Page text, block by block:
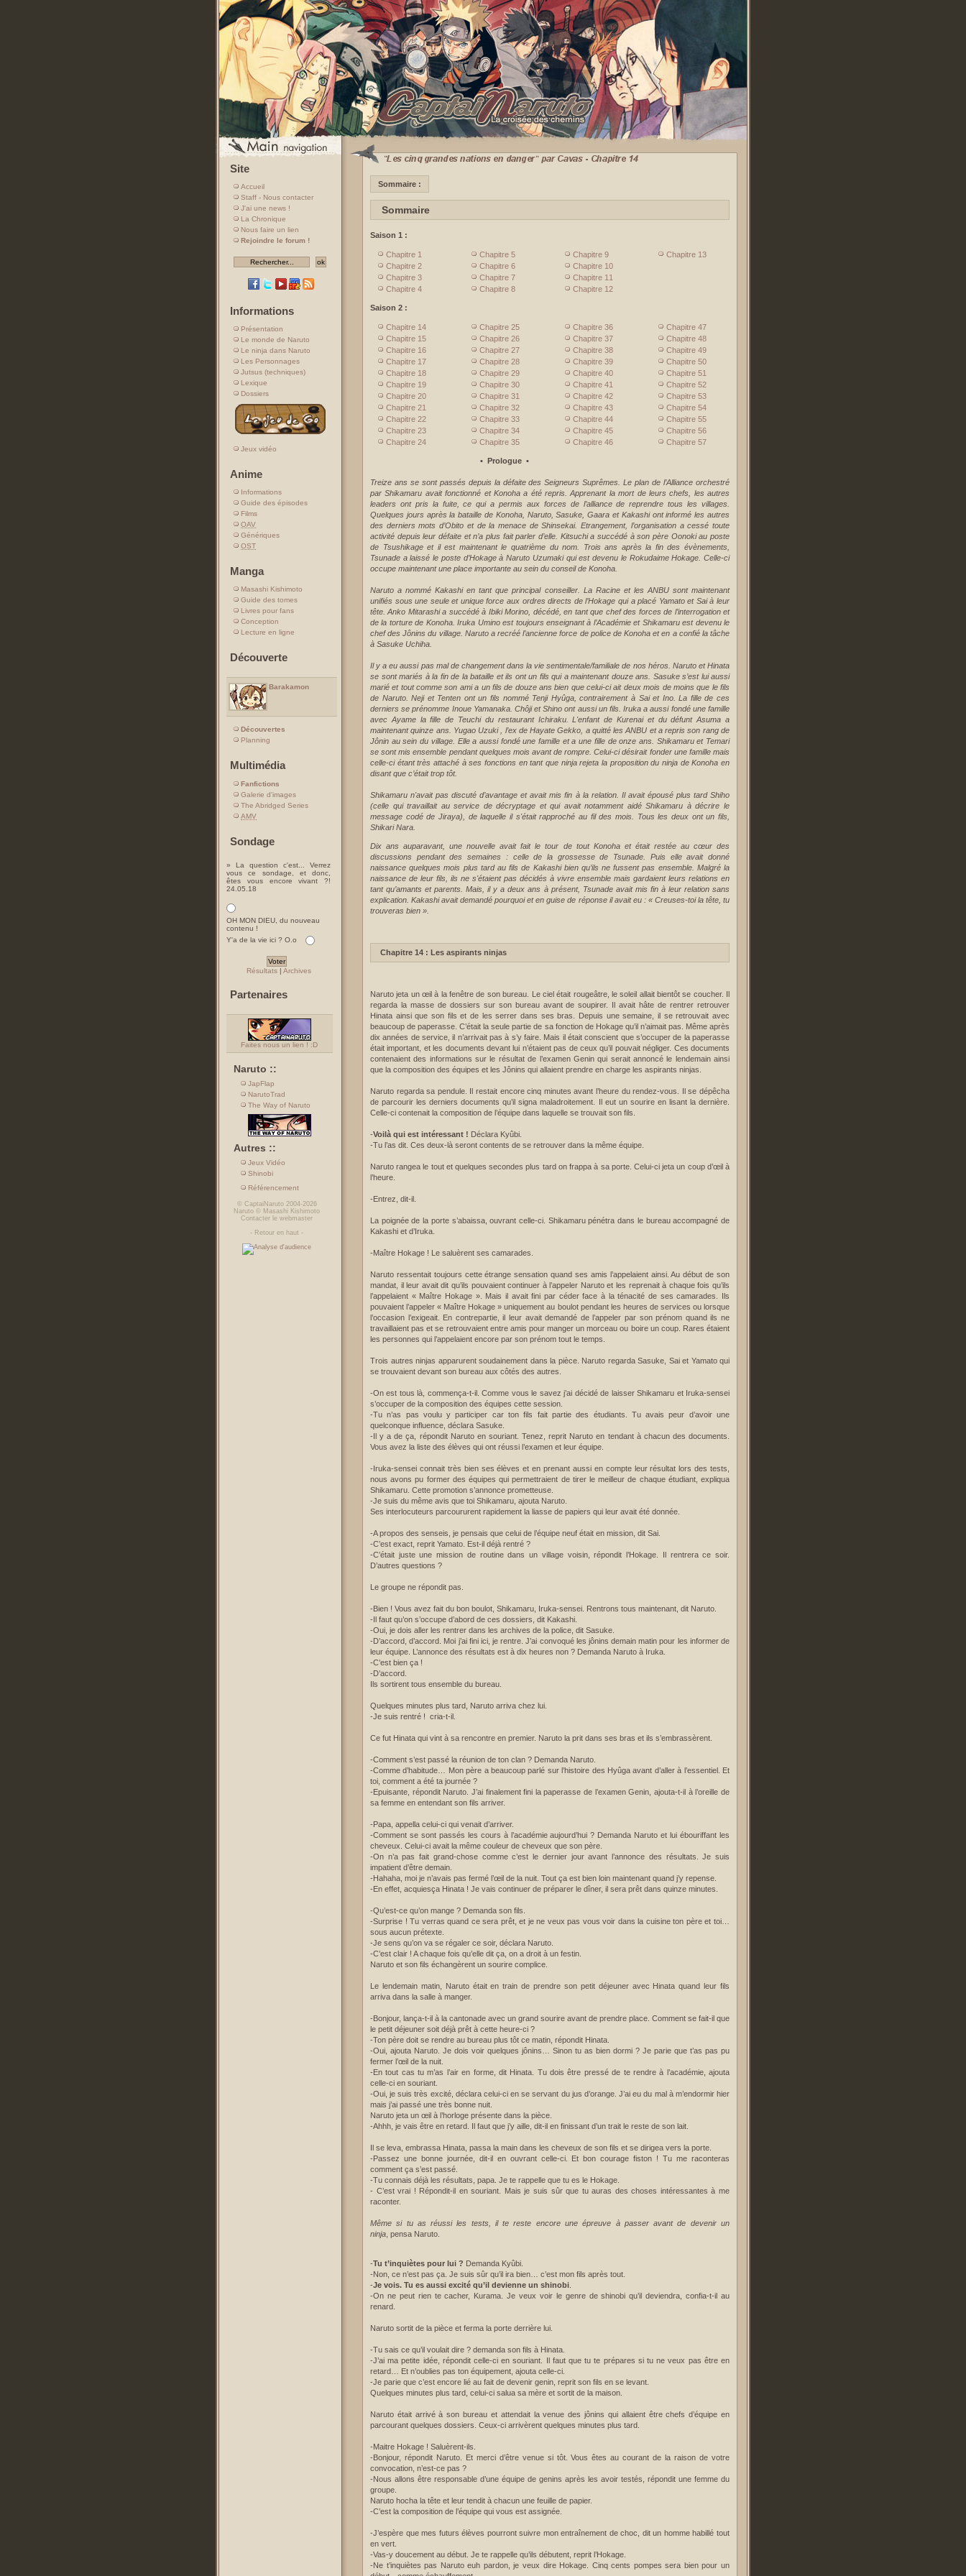
Site
Accueil
Staff - Nous contacter
J'ai une news !
La Chronique
Nous faire un lien
Rejoindre le forum !
Informations
Présentation
Le monde de Naruto
Le ninja dans Naruto
Les Personnages
Jutsus (techniques)
Lexique
Dossiers
Jeux vidéo
Anime
Informations
Guide des épisodes
Films
OAV
Génériques
OST
Manga
Masashi Kishimoto
Guide des tomes
Livres pour fans
Conception
Lecture en ligne
Découverte
Barakamon
Découvertes
Planning
Multimédia
Fanfictions
Galerie d'images
The Abridged Series
AMV
Sondage
» La question c'est... Verrez
vous ce sondage, et donc,
êtes vous encore vivant ?!
24.05.18
OH MON DIEU, du nouveau
contenu !
Y'a de la vie ici ? O.o
Résultats| Archives
Partenaires
Faites nous un lien ! :D
Naruto ::
JapFlap
NarutoTrad
The Way of Naruto
Autres ::
Jeux Vidéo
Shinobi
Référencement
© CaptaiNaruto2004-2026
Naruto © Masashi Kishimoto
Contacter le webmaster
- Retour en haut -
Sommaire :
Sommaire
Saison 1 :
Chapitre 1
Chapitre 2
Chapitre 3
Chapitre 4
Chapitre 5
Chapitre 6
Chapitre 7
Chapitre 8
Chapitre 9
Chapitre 10
Chapitre 11
Chapitre 12
Chapitre 13
Saison 2 :
Chapitre 14
Chapitre 15
Chapitre 16
Chapitre 17
Chapitre 18
Chapitre 19
Chapitre 20
Chapitre 21
Chapitre 22
Chapitre 23
Chapitre 24
Chapitre 25
Chapitre 26
Chapitre 27
Chapitre 28
Chapitre 29
Chapitre 30
Chapitre 31
Chapitre 32
Chapitre 33
Chapitre 34
Chapitre 35
Chapitre 36
Chapitre 37
Chapitre 38
Chapitre 39
Chapitre 40
Chapitre 41
Chapitre 42
Chapitre 43
Chapitre 44
Chapitre 45
Chapitre 46
Chapitre 47
Chapitre 48
Chapitre 49
Chapitre 50
Chapitre 51
Chapitre 52
Chapitre 53
Chapitre 54
Chapitre 55
Chapitre 56
Chapitre 57
• Prologue •
Treize ans se sont passés depuis la défaite des Seigneurs Suprêmes. Le plan de l’Alliance orchestré
par Shikamaru avait fonctionné et Konoha a été repris. Apprenant la mort de leurs chefs, les autres
leaders ont pris la fuite, ce qui a permis aux forces de l’alliance de reprendre tous les villages.
Quelques jours après la bataille de Konoha, Naruto, Sasuke, Gaara et Kakashi ont informé les autres
des derniers mots d’Obito et de la menace de Shinsekai. Etrangement, l’organisation a cessé toute
activité depuis leur défaite et n’a plus fait parler d’elle. Kitsuchi a succédé à son père Oonoki au poste
de Tsushikage et il est maintenant le quatrième du nom. Trois ans après la fin des évènements,
Tsunade a laissé le poste d’Hokage à Naruto Uzumaki qui est devenu le Rokudaime Hokage. Celle-ci
occupe maintenant une place importante au sein du conseil de Konoha.
Naruto a nommé Kakashi en tant que principal conseiller. La Racine et les ANBU sont maintenant
unifiés sous une seule et unique force aux ordres directs de l’Hokage qui a placé Yamato et Sai à leur
tête. Anko Mitarashi a succédé à Ibiki Morino, décédé, en tant que chef des forces de l’interrogation et
de la torture de Konoha. Iruka Umino est toujours enseignant à l’Académie et Shikamaru est devenu le
chef des Jônins du village. Naruto a recréé l’ancienne force de police de Konoha et en a confié la tâche
à Sasuke Uchiha.
Il y a eu aussi pas mal de changement dans la vie sentimentale/familiale de nos héros. Naruto et Hinata
se sont mariés à la fin de la bataille et ils ont un fils qui a maintenant douze ans. Sasuke s’est lui aussi
marié et tout comme son ami a un fils de douze ans bien que celui-ci ait deux mois de moins que le fils
de Naruto. Neji et Tenten ont un fils nommé Tenji Hyûga, contrairement à Sai et Ino. La fille de ces
derniers se prénomme Inoue Yamanaka. Chôji et Shino ont aussi un fils. Iruka a aussi fondé une famille
avec Ayame la fille de Teuchi du restaurant Ichiraku. L'enfant de Kurenai et du défunt Asuma a
maintenant quinze ans. Yugao Uzuki , l’ex de Hayate Gekko, a quitté les ANBU et a repris son rang de
Jônin au sein du village. Elle a aussi fondé une famille et a une fille de onze ans. Shikamaru et Temari
se sont mis ensemble pendant quelques mois avant de rompre. Celui-ci désirait fonder une famille mais
celle-ci étant très attaché à ses fonctions en tant que ninja rejeta la proposition du ninja de Konoha en
disant que c’était trop tôt.
Shikamaru n'avait pas discuté d’avantage et avait mis fin à la relation. Il avait épousé plus tard Shiho
(celle qui travaillait au service de décryptage et qui avait notamment aidé Shikamaru à décrire le
message codé de Jiraya), de laquelle il s'était rapproché au fil des mois. Tous les deux ont un fils,
Shikari Nara.
Dix ans auparavant, une nouvelle avait fait le tour de tout Konoha et était restée au cœur des
discussions pendant des semaines : celle de la grossesse de Tsunade. Puis elle avait donné
naissance quelques mois plus tard au fils de Kakashi bien qu’ils ne fussent pas ensemble. Malgré la
naissance de leur fils, ils ne s'étaient pas décidés à vivre ensemble mais gardaient leurs relations en
tant qu’amants et parents. Mais, il y a deux ans à présent, Tsunade avait mis fin à leur relation sans
explication. Kakashi avait demandé pourquoi et en guise de réponse il avait eu : « Creuses-toi la tête, tu
trouveras bien ».
Chapitre 14 : Les aspirants ninjas
Naruto jeta un œil à la fenêtre de son bureau. Le ciel était rougeâtre, le soleil allait bientôt se coucher. Il
regarda la masse de dossiers sur son bureau avant de soupirer. Il avait hâte de rentrer retrouver
Hinata ainsi que son fils et de les serrer dans ses bras. Depuis une semaine, il se retrouvait avec
beaucoup de paperasse. C’était la seule partie de sa fonction de Hokage qu’il n’aimait pas. Même après
dix années de service, il n’arrivait pas à s’y faire. Mais il était conscient que s’occuper de la paperasse
était important, et les documents devant lui n’étaient pas de ceux qu’il pouvait négliger. Ces documents
contenaient des informations sur le résultat de l’examen Genin qui serait annoncé le lendemain ainsi
que la composition des équipes et les Jônins qui allaient prendre en charge les aspirants ninjas.
Naruto regarda sa pendule. Il restait encore cinq minutes avant l’heure du rendez-vous. Il se dépêcha
de parcourir les derniers documents qu’il signa maladroitement. Il eut un sourire en lisant la dernière.
Celle-ci contenait la composition de l’équipe dans laquelle se trouvait son fils.
-Voilà qui est intéressant ! Déclara Kyûbi.
-Tu l’as dit. Ces deux-là seront contents de se retrouver dans la même équipe.
Naruto rangea le tout et quelques secondes plus tard on frappa à sa porte. Celui-ci jeta un coup d’œil à
l’heure.
-Entrez, dit-il.
La poignée de la porte s’abaissa, ouvrant celle-ci. Shikamaru pénétra dans le bureau accompagné de
Kakashi et d’Iruka.
-Maître Hokage ! Le saluèrent ses camarades.
Naruto ressentait toujours cette étrange sensation quand ses amis l’appelaient ainsi. Au début de son
mandat, il leur avait dit qu’ils pouvaient continuer à l’appeler Naruto et les reprenait à chaque fois qu’ils
l’appelaient « Maître Hokage ». Mais il avait fini par céder face à la ténacité de ses camarades. Ils
pouvaient l’appeler « Maître Hokage » uniquement au boulot pendant les heures de services ou lorsque
l’occasion l’exigeait. En contrepartie, il leur avait demandé de l’appeler par son prénom quand ils ne
travaillaient pas et se retrouvaient entre amis pour manger un morceau ou boire un coup. Rares étaient
les personnes qui l’appelaient encore par son prénom tout le temps.
Trois autres ninjas apparurent soudainement dans la pièce. Naruto regarda Sasuke, Sai et Yamato qui
se trouvaient devant son bureau aux côtés des autres.
-On est tous là, commença-t-il. Comme vous le savez j’ai décidé de laisser Shikamaru et Iruka-sensei
s’occuper de la composition des équipes cette session.
-Tu n’as pas voulu y participer car ton fils fait partie des étudiants. Tu avais peur d’avoir une
quelconque influence, déclara Sasuke.
-Il y a de ça, répondit Naruto en souriant. Tenez, reprit Naruto en tendant à chacun des documents.
Vous avez la liste des élèves qui ont réussi l’examen et leur équipe.
-Iruka-sensei connait très bien ses élèves et en prenant aussi en compte leur résultat lors des tests,
nous avons pu former des équipes qui permettraient de tirer le meilleur de chaque étudiant, expliqua
Shikamaru. Cette promotion s’annonce prometteuse.
-Je suis du même avis que toi Shikamaru, ajouta Naruto.
Ses interlocuteurs parcoururent rapidement la liasse de papiers qui leur avait été donnée.
-A propos des senseis, je pensais que celui de l’équipe neuf était en mission, dit Sai.
-C’est exact, reprit Yamato. Est-il déjà rentré ?
-C’était juste une mission de routine dans un village voisin, répondit l’Hokage. Il rentrera ce soir.
D’autres questions ?
Le groupe ne répondit pas.
-Bien ! Vous avez fait du bon boulot, Shikamaru, Iruka-sensei. Rentrons tous maintenant, dit Naruto.
-Il faut qu’on s’occupe d’abord de ces dossiers, dit Kakashi.
-Oui, je dois aller les rentrer dans les archives de la police, dit Sasuke.
-D’accord, d’accord. Moi j’ai fini ici, je rentre. J’ai convoqué les jônins demain matin pour les informer de
leur équipe. L’annonce des résultats est à dix heures non ? Demanda Naruto à Iruka.
-C’est bien ça !
-D’accord.
Ils sortirent tous ensemble du bureau.
Quelques minutes plus tard, Naruto arriva chez lui.
-Je suis rentré ! cria-t-il.
Ce fut Hinata qui vint à sa rencontre en premier. Naruto la prit dans ses bras et ils s’embrassèrent.
-Comment s’est passé la réunion de ton clan ? Demanda Naruto.
-Comme d’habitude… Mon père a beaucoup parlé sur l’histoire des Hyûga avant d’aller à l’essentiel. Et
toi, comment a été ta journée ?
-Epuisante, répondit Naruto. J’ai finalement fini la paperasse de l’examen Genin, ajouta-t-il à l’oreille de
sa femme en entendant son fils arriver.
-Papa, appella celui-ci qui venait d’arriver.
-Comment se sont passés les cours à l’académie aujourd’hui ? Demanda Naruto et lui ébouriffant les
cheveux. Celui-ci avait la même couleur de cheveux que son père.
-On n’a pas fait grand-chose comme c’est le dernier jour avant l’annonce des résultats. Je suis
impatient d’être demain.
-Hahaha, moi je n’avais pas fermé l’œil de la nuit. Tout ça est bien loin maintenant quand j’y repense.
-En effet, acquiesça Hinata ! Je vais continuer de préparer le dîner, il sera prêt dans quinze minutes.
-Qu’est-ce qu’on mange ? Demanda son fils.
-Surprise ! Tu verras quand ce sera prêt, et je ne veux pas vous voir dans la cuisine ton père et toi…
sous aucun prétexte.
-Je sens qu’on va se régaler ce soir, déclara Naruto.
-C’est clair ! A chaque fois qu’elle dit ça, on a droit à un festin.
Naruto et son fils échangèrent un sourire complice.
Le lendemain matin, Naruto était en train de prendre son petit déjeuner avec Hinata quand leur fils
arriva dans la salle à manger.
-Bonjour, lança-t-il à la cantonade avec un grand sourire avant de prendre place. Comment se fait-il que
le petit déjeuner soit déjà prêt à cette heure-ci ?
-Ton père doit se rendre au bureau plus tôt ce matin, répondit Hinata.
-Oui, ajouta Naruto. Je dois voir quelques jônins… Sinon tu as bien dormi ? Je parie que t’as pas pu
fermer l’œil de la nuit.
-En tout cas tu m’as l’air en forme, dit Hinata. Tu dois être pressé de te rendre à l’académie, ajouta
celle-ci en souriant.
-Oui, je suis très excité, déclara celui-ci en se servant du jus d’orange. J’ai eu du mal à m’endormir hier
mais j’ai passé une très bonne nuit.
Naruto jeta un œil à l’horloge présente dans la pièce.
-Ahhh, je vais être en retard. Il faut que j’y aille, dit-il en finissant d’un trait le reste de son lait.
Il se leva, embrassa Hinata, passa la main dans les cheveux de son fils et se dirigea vers la porte.
-Passez une bonne journée, dit-il en ouvrant celle-ci. Et bon courage fiston ! Tu me raconteras
comment ça s’est passé.
-Tu connais déjà les résultats, papa. Je te rappelle que tu es le Hokage.
- C’est vrai ! Répondit-il en souriant. Mais je suis sûr que tu auras des choses intéressantes à me
raconter.
Même si tu as réussi les tests, il te reste encore une épreuve à passer avant de devenir un
ninja , pensa Naruto.
-Tu t’inquiètes pour lui ? Demanda Kyûbi.
-Non, ce n’est pas ça. Je suis sûr qu’il ira bien… c’est mon fils après tout.
-Je vois. Tu es aussi excité qu’il devienne un shinobi
-On ne peut rien te cacher, Kurama. Je veux voir le genre de shinobi qu’il deviendra, confia-t-il au
renard.
Naruto sortit de la pièce et ferma la porte derrière lui.
-Tu sais ce qu’il voulait dire ? demanda son fils à Hinata.
-J’ai ma petite idée, répondit celle-ci en souriant. Il faut que tu te prépares si tu ne veux pas être en
retard… Et n’oublies pas ton équipement, ajouta celle-ci.
-Je parie que c’est encore lié au fait de devenir genin, reprit son fils en se levant.
Quelques minutes plus tard, celui-ci salua sa mère et sortit de la maison.
Naruto était arrivé à son bureau et attendait la venue des jônins qui allaient être chefs d’équipe en
parcourant quelques dossiers. Ceux-ci arrivèrent quelques minutes plus tard.
-Maitre Hokage ! Saluèrent-ils.
-Bonjour, répondit Naruto. Et merci d’être venue si tôt. Vous êtes au courant de la raison de votre
convocation, n’est-ce pas ?
-Nous allons être responsable d’une équipe de genins après les avoir testés, répondit une femme du
groupe.
Naruto hocha la tête et leur tendit à chacun une feuille de papier.
-C’est la composition de l’équipe qui vous est assignée.
-J’espère que mes futurs élèves pourront suivre mon entraînement de choc, dit un homme habillé tout
en vert.
-Vas-y doucement au début. Je te rappelle qu’ils débutent, reprit l’Hokage.
-Ne t’inquiètes pas Naruto euh pardon, je veux dire Hokage. Cinq cents pompes sera bien pour un